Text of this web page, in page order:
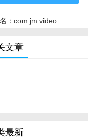
：com.jm.video
文章
最新